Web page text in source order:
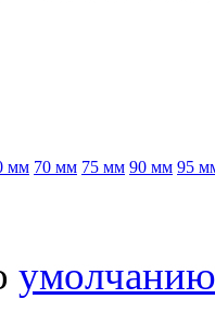
мм 70 мм 75 мм 90 мм 95
умолчанию